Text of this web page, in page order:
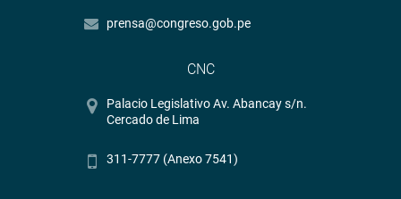
prensa@congreso.gob.pe
CNC
Palacio Legislativo Av. Abancay s/n.
Cercado de Lima
311-7777 (Anexo 7541)